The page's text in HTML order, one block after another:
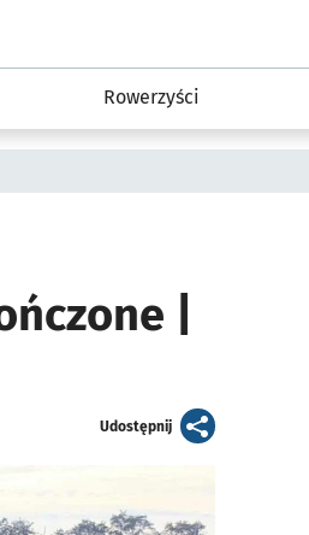
Rowerzyści
|
Udostępnijartykuł